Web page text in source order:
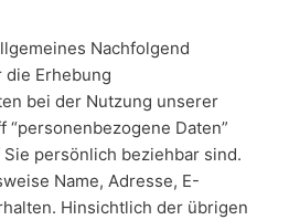
Nachfolgend
Erhebung
bei der Nutzung unserer
Daten”
persönlich beziehbar sind.
Name, Adresse, E-
Hinsichtlich der übrigen